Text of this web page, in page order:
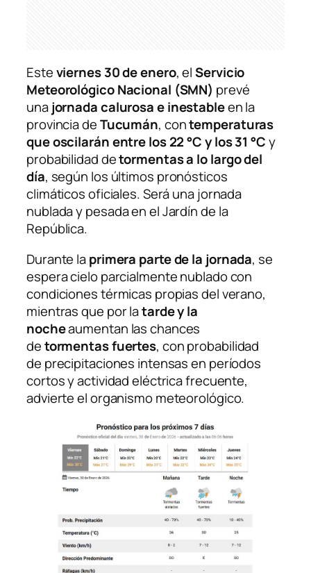
Esteviernes 30 de enero, elServicio
Meteorológico Nacional (SMN) prevé
unajornada calurosa e inestableen la
provincia deTucumán, contemperaturas
que oscilarán entre los 22 °C y los 31 °Cy
probabilidad detormentas a lo largo del
día, según los últimos pronósticos
climáticos oficiales. Será una jornada
nublada y pesada en el Jardín de la
República.
Durante laprimera parte de la jornada, se
espera cielo parcialmente nublado con
condiciones térmicas propias del verano,
mientras que por latarde y la
nocheaumentan las chances
detormentas fuertes, con probabilidad
de precipitaciones intensas en períodos
cortos y actividad eléctrica frecuente,
advierte el organismo meteorológico.